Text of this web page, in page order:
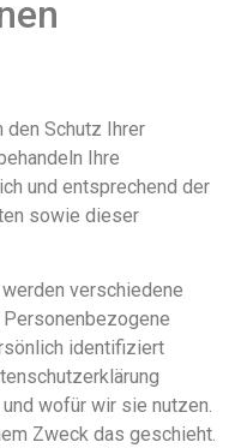
den Schutz Ihrer
Ihre
und entsprechend der
sowie dieser
verschiedene
identifiziert
wofür wir sie nutzen.
Zweck das geschieht.